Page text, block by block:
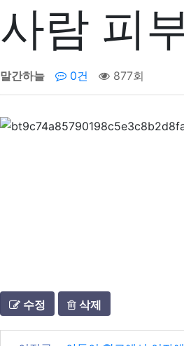
사람 피
말간하늘 0건 877회
수정 삭제